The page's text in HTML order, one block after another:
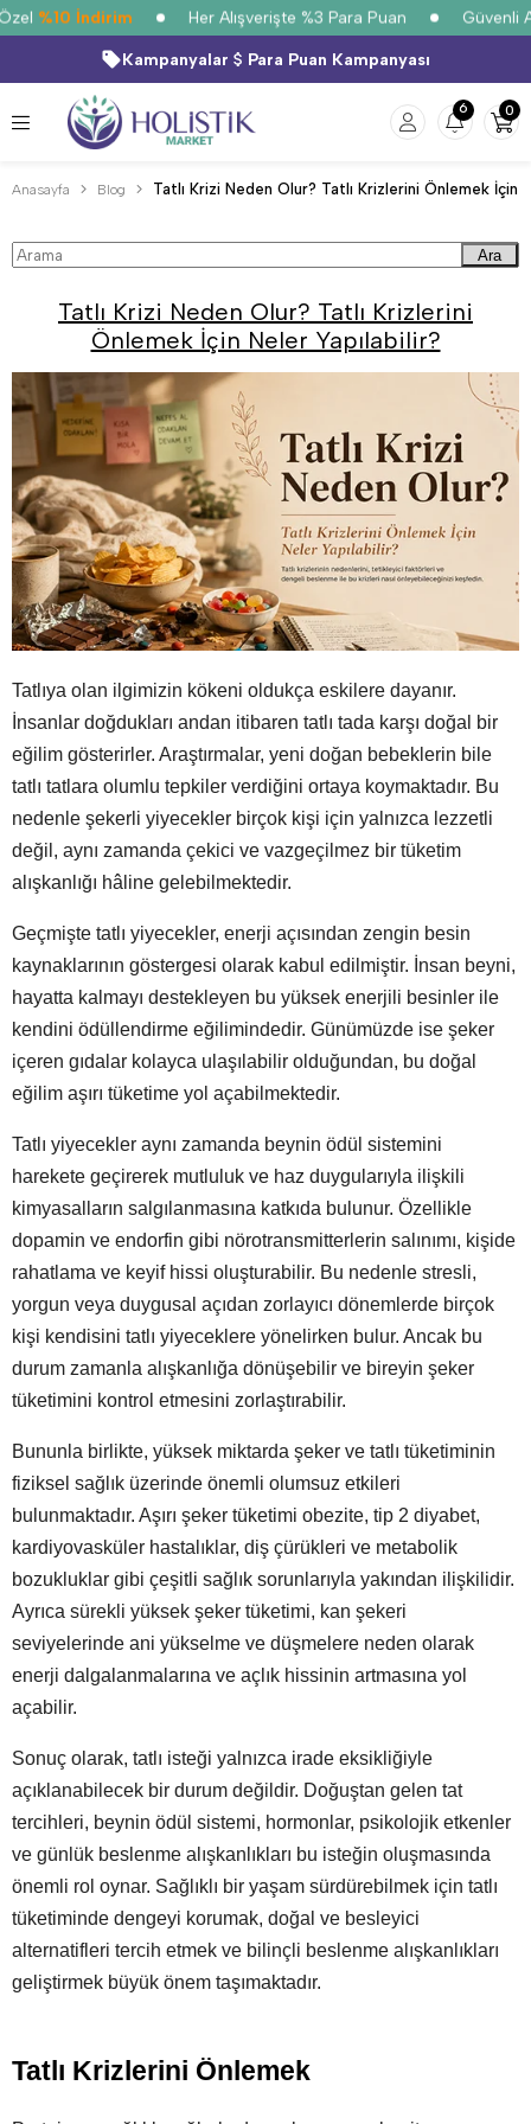
%10 İndirim Her Alışverişte %3 Para Puan Güvenli
Kampanyalar Para Puan Kampanyası
6 0
Anasayfa Blog
Ara
Tatlı Krizi Neden Olur? Tatlı Krizlerini
Önlemek İçin Neler Yapılabilir?
Tatlıya olan ilgimizin kökeni oldukça eskilere dayanır.
İnsanlar doğdukları andan itibaren tatlı tada karşı doğal bir
eğilim gösterirler. Araştırmalar, yeni doğan bebeklerin bile
tatlı tatlara olumlu tepkiler verdiğini ortaya koymaktadır. Bu
nedenle şekerli yiyecekler birçok kişi için yalnızca lezzetli
değil, aynı zamanda çekici ve vazgeçilmez bir tüketim
alışkanlığı hâline gelebilmektedir.
Geçmişte tatlı yiyecekler, enerji açısından zengin besin
kaynaklarının göstergesi olarak kabul edilmiştir. İnsan beyni,
hayatta kalmayı destekleyen bu yüksek enerjili besinler ile
kendini ödüllendirme eğilimindedir. Günümüzde ise şeker
içeren gıdalar kolayca ulaşılabilir olduğundan, bu doğal
eğilim aşırı tüketime yol açabilmektedir.
Tatlı yiyecekler aynı zamanda beynin ödül sistemini
harekete geçirerek mutluluk ve haz duygularıyla ilişkili
kimyasalların salgılanmasına katkıda bulunur. Özellikle
dopamin ve endorfin gibi nörotransmitterlerin salınımı, kişide
rahatlama ve keyif hissi oluşturabilir. Bu nedenle stresli,
yorgun veya duygusal açıdan zorlayıcı dönemlerde birçok
kişi kendisini tatlı yiyeceklere yönelirken bulur. Ancak bu
durum zamanla alışkanlığa dönüşebilir ve bireyin şeker
tüketimini kontrol etmesini zorlaştırabilir.
Bununla birlikte, yüksek miktarda şeker ve tatlı tüketiminin
fiziksel sağlık üzerinde önemli olumsuz etkileri
bulunmaktadır. Aşırı şeker tüketimi obezite, tip 2 diyabet,
kardiyovasküler hastalıklar, diş çürükleri ve metabolik
bozukluklar gibi çeşitli sağlık sorunlarıyla yakından ilişkilidir.
Ayrıca sürekli yüksek şeker tüketimi, kan şekeri
seviyelerinde ani yükselme ve düşmelere neden olarak
enerji dalgalanmalarına ve açlık hissinin artmasına yol
açabilir.
Sonuç olarak, tatlı isteği yalnızca irade eksikliğiyle
açıklanabilecek bir durum değildir. Doğuştan gelen tat
tercihleri, beynin ödül sistemi, hormonlar, psikolojik etkenler
ve günlük beslenme alışkanlıkları bu isteğin oluşmasında
önemli rol oynar. Sağlıklı bir yaşam sürdürebilmek için tatlı
tüketiminde dengeyi korumak, doğal ve besleyici
alternatifleri tercih etmek ve bilinçli beslenme alışkanlıkları
geliştirmek büyük önem taşımaktadır.
Tatlı Krizlerini Önlemek